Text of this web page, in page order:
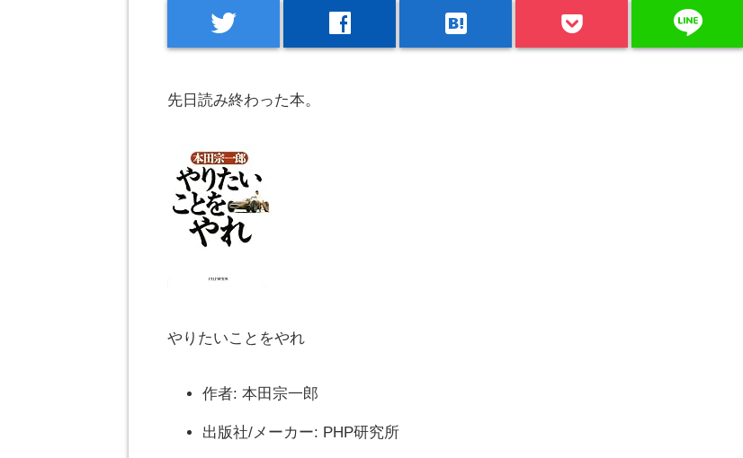
twitter facebook hatenabookmark line
先日読み終わった本。
やりたいことをやれ
作者: 本田宗一郎
出版社/メーカー: PHP研究所